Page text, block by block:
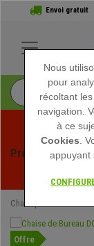
Envoi gratuit
Profitez des
Chaisepro
Offre
Nous
pour
récoltant
navigation.
à ce
Cookies .
appuyant